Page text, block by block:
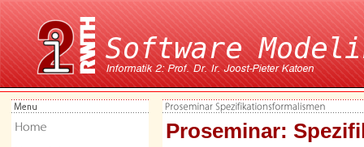
Proseminar: